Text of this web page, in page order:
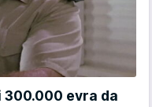
300.000 evra da